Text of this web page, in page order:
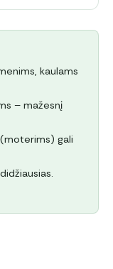
kaulams
– mažesnį
gali